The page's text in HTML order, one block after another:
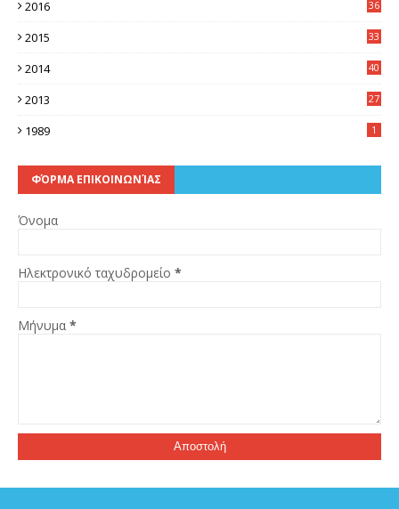
2016
36
2015
33
2014
40
2013
27
1989 1
ΦΌΡΜΑ ΕΠΙΚΟΙΝΩΝΊΑΣ
Όνομα
Ηλεκτρονικό ταχυδρομείο *
Μήνυμα *